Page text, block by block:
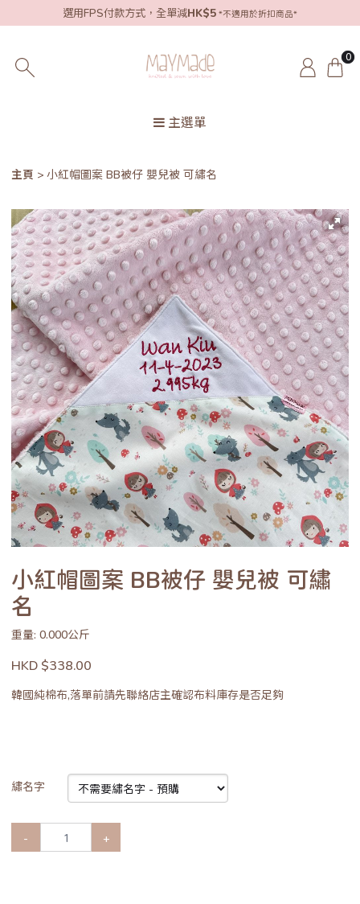
選用FPS付款方式，全單減HK$5 *不適用於折扣商品*
0
主選單
主頁 小紅帽圖案 BB被仔 嬰兒被 可繡名
小紅帽圖案 BB被仔 嬰兒被 可繡
名
重量: 0.000公斤
HKD $338.00
韓國純棉布,落單前請先聯絡店主確認布料庫存是否足夠
繡名字
- +